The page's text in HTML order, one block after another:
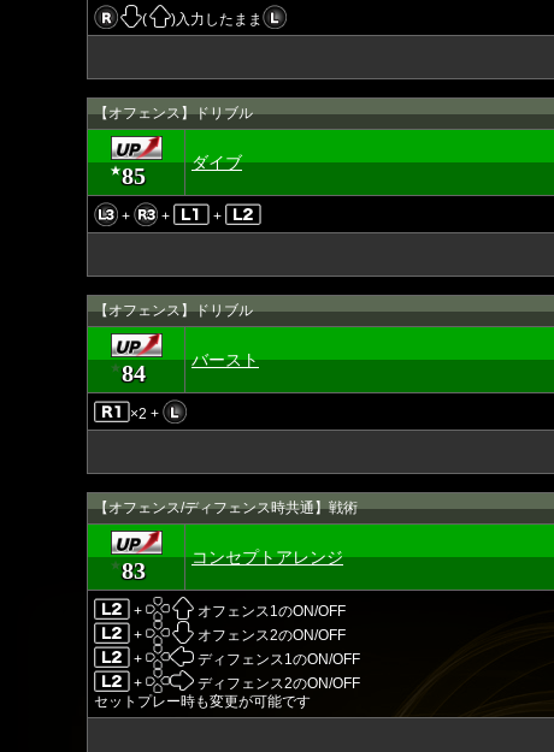
( )入力したまま
【オフェンス】ドリブル
★85 ダイブ
+ + +
【オフェンス】ドリブル
★84 バースト
×2 +
【オフェンス/ディフェンス時共通】戦術
★83 コンセプトアレンジ
+
オフェンス1のON/OFF
+
オフェンス2のON/OFF
+
ディフェンス1のON/OFF
+
ディフェンス2のON/OFF
セットプレー時も変更が可能です